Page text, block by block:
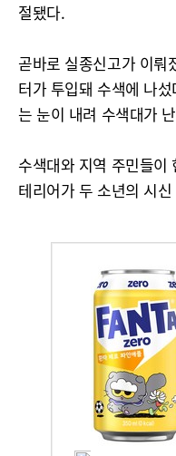
절됐다.
곧바로 실종신고가 이뤄
터가 투입돼 수색에 나
는 눈이 내려 수색대가
수색대와 지역 주민들이
테리어가 두 소년의 시